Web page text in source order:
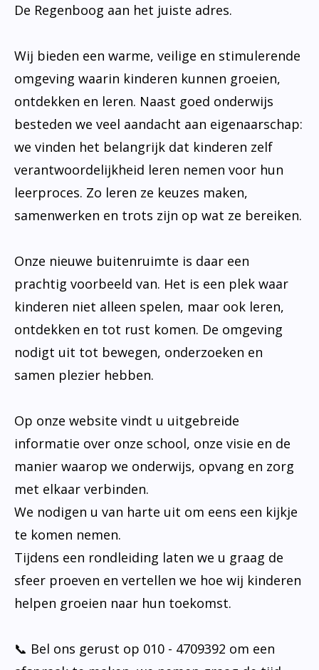
De Regenboog aan het juiste adres.
Wij bieden een warme, veilige en stimulerende
omgeving waarin kinderen kunnen groeien,
ontdekken en leren. Naast goed onderwijs
besteden we veel aandacht aan eigenaarschap:
we vinden het belangrijk dat kinderen zelf
verantwoordelijkheid leren nemen voor hun
leerproces. Zo leren ze keuzes maken,
samenwerken en trots zijn op wat ze bereiken.
Onze nieuwe buitenruimte is daar een
prachtig voorbeeld van. Het is een plek waar
kinderen niet alleen spelen, maar ook leren,
ontdekken en tot rust komen. De omgeving
nodigt uit tot bewegen, onderzoeken en
samen plezier hebben.
Op onze website vindt u uitgebreide
informatie over onze school, onze visie en de
manier waarop we onderwijs, opvang en zorg
met elkaar verbinden.
We nodigen u van harte uit om eens een kijkje
te komen nemen.
Tijdens een rondleiding laten we u graag de
sfeer proeven en vertellen we hoe wij kinderen
helpen groeien naar hun toekomst.
📞 Bel ons gerust op 010 - 4709392 om een